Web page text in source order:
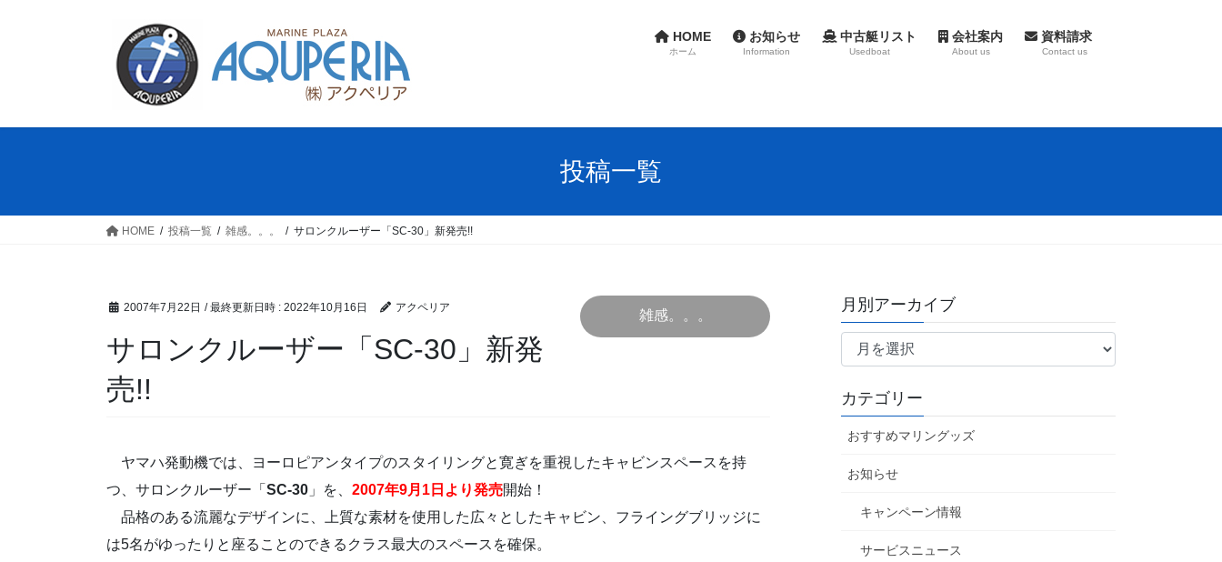
HOME
ホーム
お知らせ
Information
中古艇リスト
Usedboat
会社案内
About us
資料請求
Contact us
投稿一覧
HOME 投稿一覧 雑感。。。 サロンクルーザー「SC-30」新発売!!
2007年7月22日 / 最終更新日時 : 2022年10月16日 アクペリア 雑感。。。
サロンクルーザー「SC-30」新発
売!!
ヤマハ発動機では、ヨーロピアンタイプのスタイリングと寛ぎを重視したキャビンスペースを持
つ、サロンクルーザー「 SC-30 」を、 2007年9月1日より発売開始！
品格のある流麗なデザインに、上質な素材を使用した広々としたキャビン、フライングブリッジに
は5名がゆったりと座ることのできるクラス最大のスペースを確保。
月別アーカイブ
月
ー
カ
イ
カテゴリー
おすすめマリングッズ
お知らせ
キャンペーン情報
サービスニュース